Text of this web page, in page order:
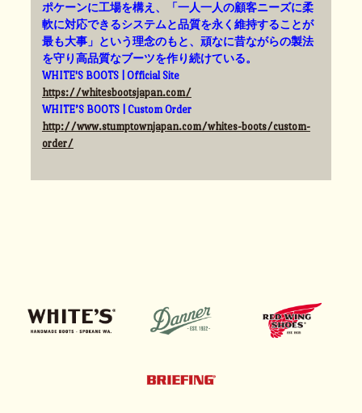
ポケーンに工場を構え、「一人一人の顧客ニーズに柔
軟に対応できるシステムと品質を永く維持することが
最も大事」という理念のもと、頑なに昔ながらの製法
を守り高品質なブーツを作り続けている。
WHITE'S BOOTS | Official Site
https://whitesbootsjapan.com/
WHITE’S BOOTS | Custom Order
http://www.stumptownjapan.com/whites-boots/custom-
order/